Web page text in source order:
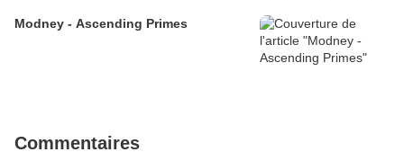
Modney - Ascending Primes
Commentaires